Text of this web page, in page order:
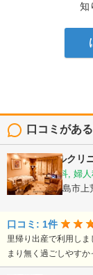
知
口コミがあ
平野エンゼルクリ
産婦人科, 産科, 婦
鹿児島県鹿児島市上
口コミ: 1件
里帰り出産で利用し
まり無く過ごしやす